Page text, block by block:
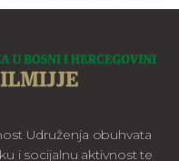
Udruženja obuhvata
i socijalnu aktivnost te